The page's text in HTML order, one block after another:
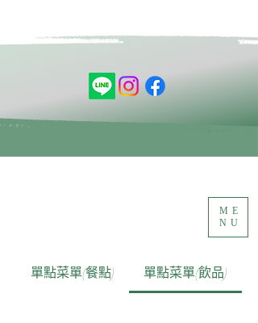
ME
NU
單點菜單(餐點) 單點菜單(飲品)